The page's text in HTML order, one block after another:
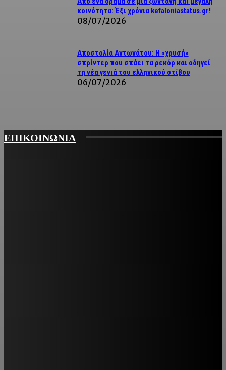
κοινότητα: Έξι χρόνια kefaloniastatus.gr!
08/07/2026
Αποστολία Αντωνάτου: Η «χρυσή»
σπρίντερ που σπάει τα ρεκόρ και οδηγεί
τη νέα γενιά του ελληνικού στίβου
06/07/2026
ΕΠΙΚΟΙΝΩΝΙΑ